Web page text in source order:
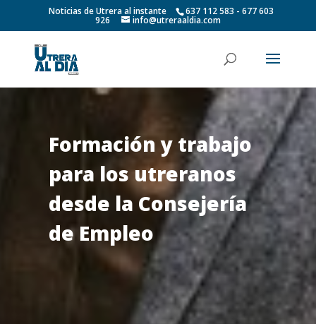
Noticias de Utrera al instante 637 112 583 - 677 603
926 info@utreraaldia.com
Formación y trabajo
para los utreranos
desde la Consejería
de Empleo